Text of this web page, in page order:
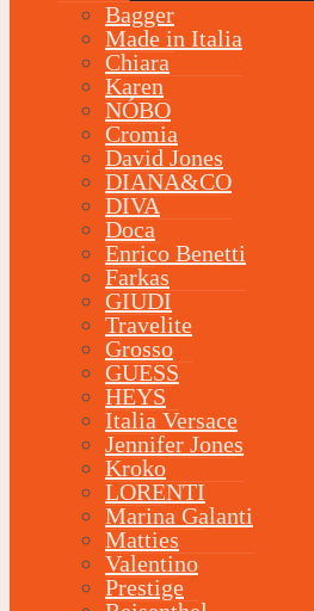
Bagger
Made in Italia
Chiara
Karen
NÓBO
Cromia
David Jones
DIANA&CO
DIVA
Doca
Enrico Benetti
Farkas
GIUDI
Travelite
Grosso
GUESS
HEYS
Italia Versace
Jennifer Jones
Kroko
LORENTI
Marina Galanti
Matties
Valentino
Prestige